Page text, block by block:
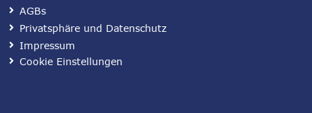
AGBs
Privatsphäre und Datenschutz
Impressum
Cookie Einstellungen